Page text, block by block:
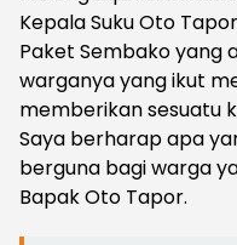
Kepala Suku Oto
Paket Sembako yang
warganya yang ikut
memberikan sesuatu
Saya berharap apa
berguna bagi warga
Bapak Oto Tapor.